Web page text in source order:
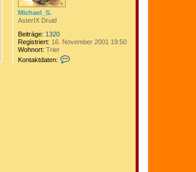
Michael_S.
AsterIX Druid
Beiträge: 1320
Registriert: 16. November 2001 19:50
Wohnort: Trier
Kontaktdaten: